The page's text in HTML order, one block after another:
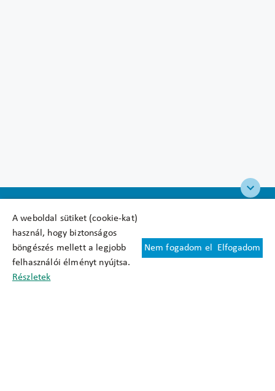
A weboldal sütiket (cookie-kat)
használ, hogy biztonságos
böngészés mellett a legjobb
felhasználói élményt nyújtsa.
Részletek
Nem fogadom el Elfogadom
Felhasználási feltételek